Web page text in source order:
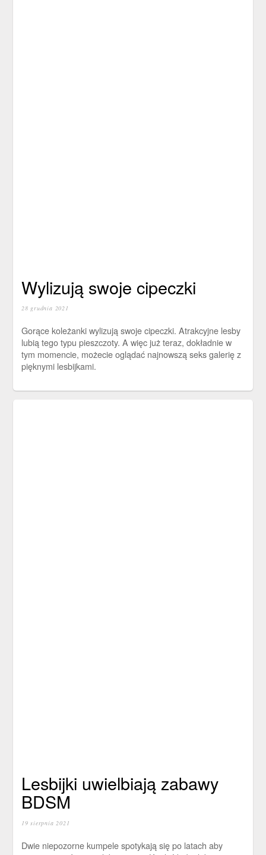
Wylizują swoje cipeczki
28 grudnia 2021
Gorące koleżanki wylizują swoje cipeczki. Atrakcyjne lesby
lubią tego typu pieszczoty. A więc już teraz, dokładnie w
tym momencie, możecie oglądać najnowszą seks galerię z
pięknymi lesbijkami.
Lesbijki uwielbiają zabawy
BDSM
19 sierpnia 2021
Dwie niepozorne kumpele spotykają się po latach aby